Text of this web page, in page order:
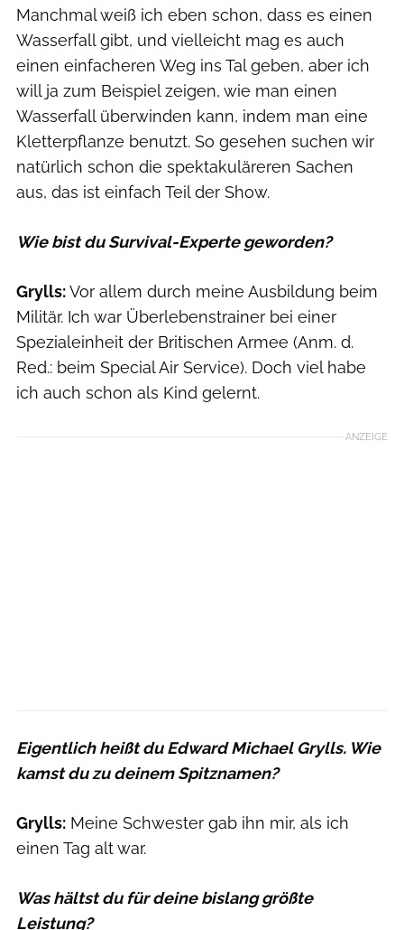
Manchmal weiß ich eben schon, dass es einen
Wasserfall gibt, und vielleicht mag es auch
einen einfacheren Weg ins Tal geben, aber ich
will ja zum Beispiel zeigen, wie man einen
Wasserfall überwinden kann, indem man eine
Kletterpflanze benutzt. So gesehen suchen wir
natürlich schon die spektakuläreren Sachen
aus, das ist einfach Teil der Show.
Wie bist du Survival-Experte geworden?
Grylls:Vor allem durch meine Ausbildung beim
Militär. Ich war Überlebenstrainer bei einer
Spezialeinheit der Britischen Armee (Anm. d.
Red.: beim Special Air Service). Doch viel habe
ich auch schon als Kind gelernt.
ANZEIGE
Eigentlich heißt du Edward Michael Grylls. Wie
kamst du zu deinem Spitznamen?
Grylls: Meine Schwester gab ihn mir, als ich
einen Tag alt war.
Was hältst du für deine bislang größte
Leistung?